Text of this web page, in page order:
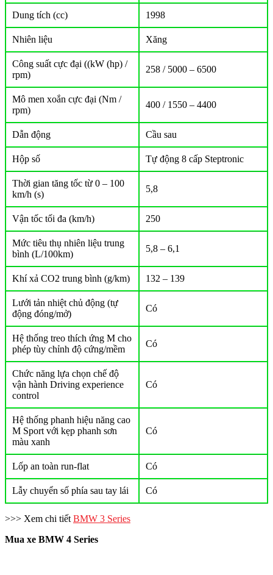
Dung tích (cc) 1998
Nhiên liệu Xăng
Công suất cực đại ((kW (hp) /
rpm)
258 / 5000 – 6500
Mô men xoắn cực đại (Nm /
rpm)
400 / 1550 – 4400
Dẫn động Cầu sau
Hộp số Tự động 8 cấp Steptronic
Thời gian tăng tốc từ 0 – 100
km/h (s)
5,8
Vận tốc tối đa (km/h) 250
Mức tiêu thụ nhiên liệu trung
bình (L/100km)
5,8 – 6,1
Khí xả CO2 trung bình (g/km) 132 – 139
Lưới tản nhiệt chủ động (tự
động đóng/mở)
Có
Hệ thống treo thích ứng M cho
phép tùy chỉnh độ cứng/mềm
Có
Chức năng lựa chọn chế độ
vận hành Driving experience
control
Có
Hệ thống phanh hiệu năng cao
M Sport với kẹp phanh sơn
màu xanh
Có
Lốp an toàn run-flat Có
Lẫy chuyển số phía sau tay lái Có
>>> Xem chi tiết BMW 3 Series
Mua xe BMW 4 Series